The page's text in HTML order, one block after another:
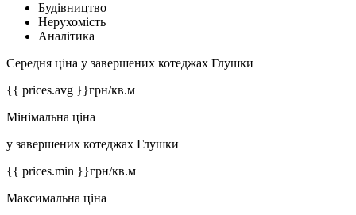
Будівництво
Нерухомість
Аналітика
Середня ціна у завершених котеджах Глушки
{{ prices.avg }}грн/кв.м
Мінімальна ціна
у завершених котеджах Глушки
{{ prices.min }}грн/кв.м
Максимальна ціна